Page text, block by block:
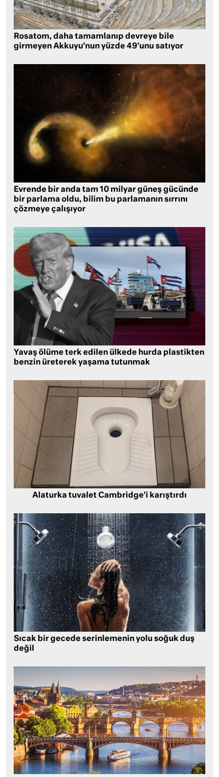
Rosatom, daha tamamlanıp devreye bile
girmeyen Akkuyu’nun yüzde 49’unu satıyor
Evrende bir anda tam 10 milyar güneş gücünde
bir parlama oldu, bilim bu parlamanın sırrını
çözmeye çalışıyor
Yavaş ölüme terk edilen ülkede hurda plastikten
benzin üreterek yaşama tutunmak
Alaturka tuvalet Cambridge’i karıştırdı
Sıcak bir gecede serinlemenin yolu soğuk duş
değil